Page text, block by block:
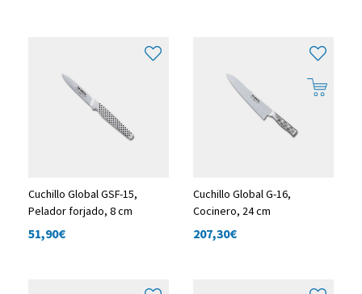
Cuchillo Global GSF-15,
Pelador forjado, 8 cm
51,90€
Cuchillo Global G-16,
Cocinero, 24 cm
207,30€